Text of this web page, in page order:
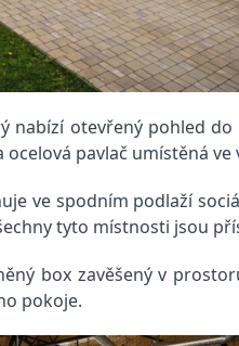
otevřený pohled
pavlač umístěná ve
ve spodním podlaží
tyto místnosti jsou
box zavěšený v
pokoje.